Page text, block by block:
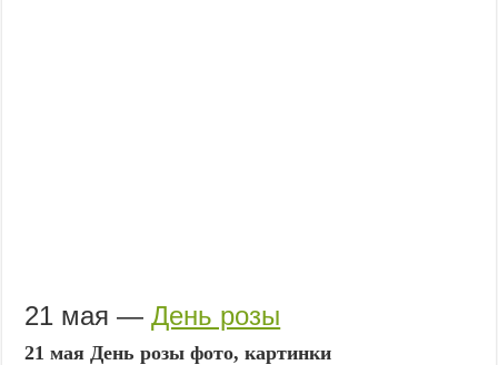
21 мая —День розы
21 мая День розы фото, картинки